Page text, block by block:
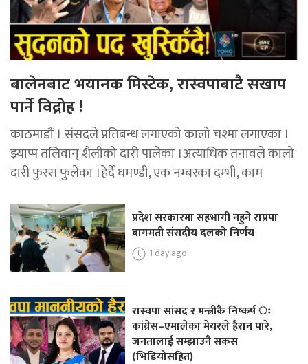
बालेनबाट भयानक मिस्टेक, रास्वपाबाटै सखाप
पार्ने विद्रोह !
काठमाडौं । संसदले प्रतिबन्ध लगाएको कालो चश्मा लगाएका ।
झ्याप्प तलिवान् शैलीको दारी पालेका ।अत्याधिक तनावले कालो
दारी फुस्स फुलेका ।हेर्दै घमण्डी, एक नम्बरका दम्भी, काम
प्रदेश सरकारमा सहभागी नहुने राप्रपा
बागमती संसदीय दलको निर्णय
1 day ago
रास्वपा सांसद र मन्त्रीकै निष्कर्ष ः
कांग्रेस–एमालेका मेयरले हैरान पारे,
जनतालाई सम्झाउनै सकस
(भिडियोसहित)